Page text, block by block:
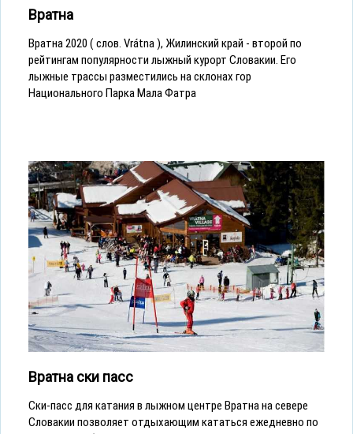
Вратна
Вратна 2020 ( слов. Vrátna ), Жилинский край - второй по
рейтингам популярности лыжный курорт Словакии. Его
лыжные трассы разместились на склонах гор
Национального Парка Мала Фатра
Вратна ски пасс
Ски-пасс для катания в лыжном центре Вратна на севере
Словакии позволяет отдыхающим кататься ежедневно по